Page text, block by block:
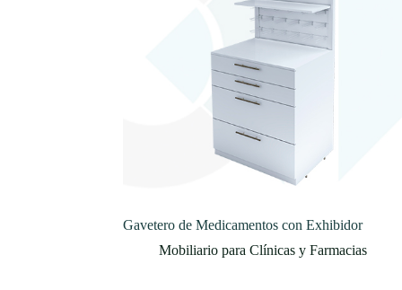
Gavetero de Medicamentos con Exhibidor
Mobiliario para Clínicas y Farmacias